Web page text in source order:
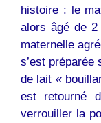
histoire : le
alors âgé de
maternelle
s’est préparée
de lait «
est retourné
verrouiller la